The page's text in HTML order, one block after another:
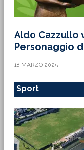
Aldo Cazzullo
Personaggio
18 MARZO 2025
Sport